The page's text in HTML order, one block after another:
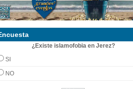
¿Existe islamofobia en Jerez?
SI
NO